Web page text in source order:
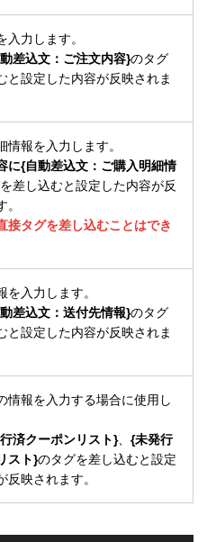
入力します。
差込文：ご注文内容}のタグ
と設定した内容が反映されま
情報を入力します。
に{自動差込文：ご購入明細情
差し込むと設定した内容が反
接タグを差し込むことはでき
を入力します。
差込文：送付先情報}のタグ
と設定した内容が反映されま
情報を入力する場合に使用し
済クーポンリスト}、 {未発行
スト}のタグを差し込むと設定
反映されます。